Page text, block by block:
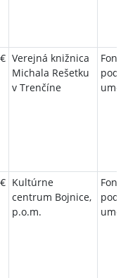
Verejná knižnica
Michala Rešetku
v Trenčíne
Fond
Kultúrne
centrum Bojnice,
p.o.m.
Fond